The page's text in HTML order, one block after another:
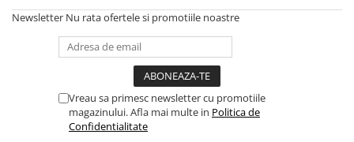
Newsletter Nu rata ofertele si promotiile noastre
Vreau sa primesc newsletter cu promotiile
magazinului. Afla mai multe in Politica de
Confidentialitate